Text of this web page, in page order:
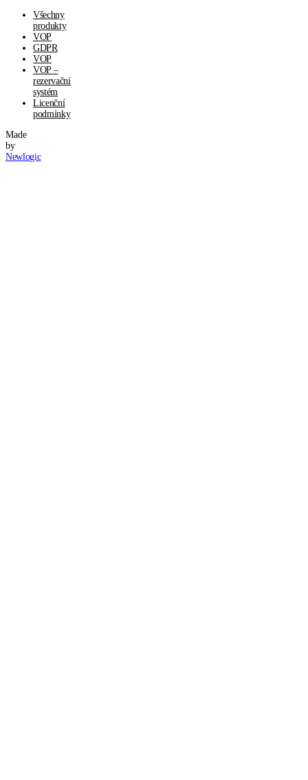
Všechny
produkty
VOP
GDPR
VOP
VOP –
rezervační
systém
Licenční
podmínky
Made
by
Newlogic